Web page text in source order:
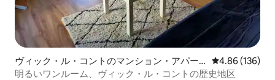
ヴィック・ル・コントのマンション・アパー
ト
レビュー136
4.86 (136)
明るいワンルーム、ヴィック・ル・コントの歴史地区